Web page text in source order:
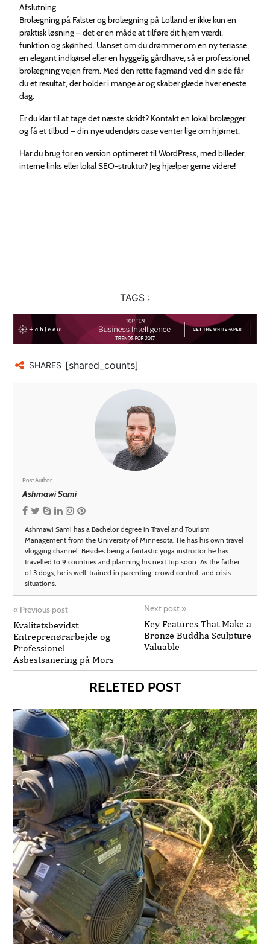
Afslutning
Brolægning på Falster og brolægning på Lolland er ikke kun en
praktisk løsning – det er en måde at tilføre dit hjem værdi,
funktion og skønhed. Uanset om du drømmer om en ny terrasse,
en elegant indkørsel eller en hyggelig gårdhave, så er professionel
brolægning vejen frem. Med den rette fagmand ved din side får
du et resultat, der holder i mange år og skaber glæde hver eneste
dag.
Er du klar til at tage det næste skridt? Kontakt en lokal brolægger
og få et tilbud – din nye udendørs oase venter lige om hjørnet.
Har du brug for en version optimeret til WordPress, med billeder,
interne links eller lokal SEO-struktur? Jeg hjælper gerne videre!
TAGS :
SHARES [shared_counts]
Post Author
Ashmawi Sami
Ashmawi Sami has a Bachelor degree in Travel and Tourism
Management from the University of Minnesota. He has his own travel
vlogging channel. Besides being a fantastic yoga instructor he has
travelled to 9 countries and planning his next trip soon. As the father
of 3 dogs, he is well-trained in parenting, crowd control, and crisis
situations.
« Previous post
Kvalitetsbevidst
Entreprenørarbejde og
Professionel
Asbestsanering på Mors
Next post »
Key Features That Make a
Bronze Buddha Sculpture
Valuable
RELETED POST